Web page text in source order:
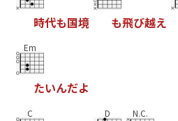
時代も国境 も飛び越え
Em
たいんだよ
C D N.C.